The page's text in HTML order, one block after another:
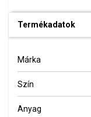
Termékadatok
Márka
Szín
Anyag